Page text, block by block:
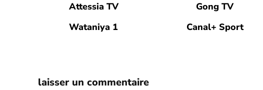
Attessia TV
Gong TV
Wataniya 1
Canal+ Sport
laisser un commentaire